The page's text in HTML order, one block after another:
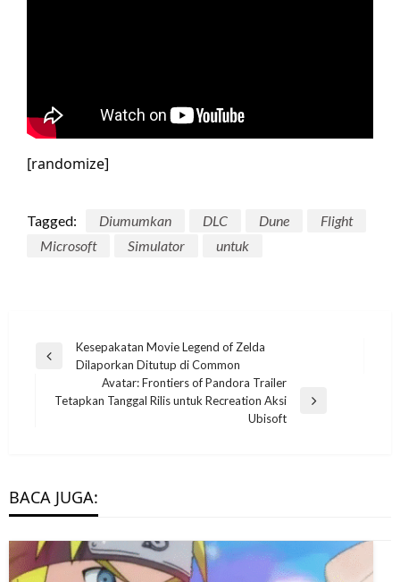
[randomize]
Tagged: Diumumkan DLC Dune
Flight
Microsoft
Simulator untuk
Post
navigation
Previous
Kesepakatan Movie Legend of Zelda
Dilaporkan Ditutup di Common
Next
Avatar: Frontiers of Pandora Trailer
Tetapkan Tanggal Rilis untuk Recreation Aksi
Ubisoft
BACA JUGA: